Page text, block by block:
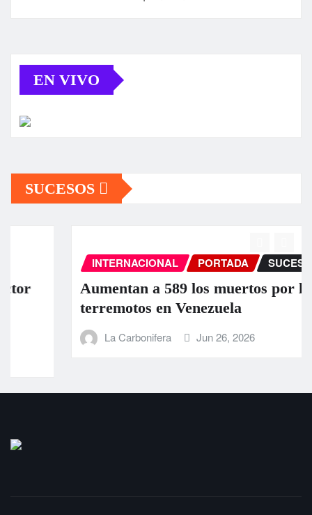
EN VIVO
SUCESOS
INTERNACIONAL PORTADA SUCESOS
Aumentan a 589 los muertos por los
terremotos en Venezuela
La Carbonifera Jun 26, 2026